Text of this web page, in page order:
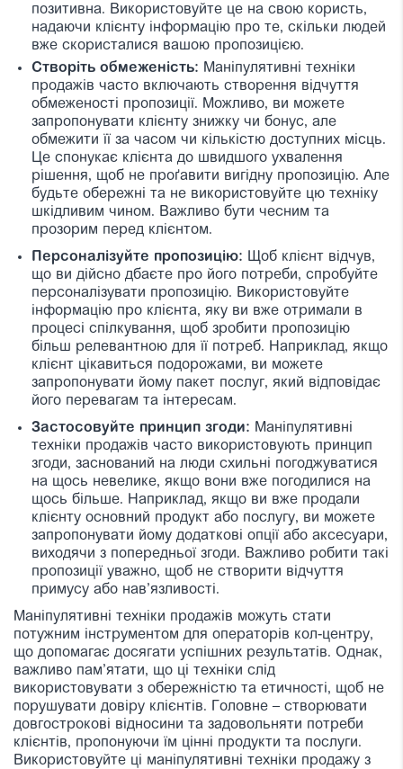
позитивна. Використовуйте це на свою користь,
надаючи клієнту інформацію про те, скільки людей
вже скористалися вашою пропозицією.
Створіть обмеженість: Маніпулятивні техніки
продажів часто включають створення відчуття
обмеженості пропозиції. Можливо, ви можете
запропонувати клієнту знижку чи бонус, але
обмежити її за часом чи кількістю доступних місць.
Це спонукає клієнта до швидшого ухвалення
рішення, щоб не проґавити вигідну пропозицію. Але
будьте обережні та не використовуйте цю техніку
шкідливим чином. Важливо бути чесним та
прозорим перед клієнтом.
Персоналізуйте пропозицію: Щоб клієнт відчув,
що ви дійсно дбаєте про його потреби, спробуйте
персоналізувати пропозицію. Використовуйте
інформацію про клієнта, яку ви вже отримали в
процесі спілкування, щоб зробити пропозицію
більш релевантною для її потреб. Наприклад, якщо
клієнт цікавиться подорожами, ви можете
запропонувати йому пакет послуг, який відповідає
його перевагам та інтересам.
Застосовуйте принцип згоди: Маніпулятивні
техніки продажів часто використовують принцип
згоди, заснований на люди схильні погоджуватися
на щось невелике, якщо вони вже погодилися на
щось більше. Наприклад, якщо ви вже продали
клієнту основний продукт або послугу, ви можете
запропонувати йому додаткові опції або аксесуари,
виходячи з попередньої згоди. Важливо робити такі
пропозиції уважно, щоб не створити відчуття
примусу або нав’язливості.
Маніпулятивні техніки продажів можуть стати
потужним інструментом для операторів кол-центру,
що допомагає досягати успішних результатів. Однак,
важливо пам’ятати, що ці техніки слід
використовувати з обережністю та етичності, щоб не
порушувати довіру клієнтів. Головне – створювати
довгострокові відносини та задовольняти потреби
клієнтів, пропонуючи їм цінні продукти та послуги.
Використовуйте ці маніпулятивні техніки продажу з